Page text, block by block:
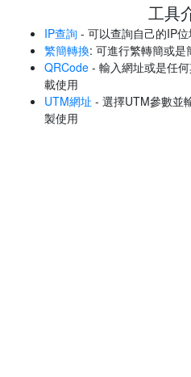
工具
IP查詢 - 可以查詢自己的IP
繁簡轉換: 可進行繁轉簡或是
QRCode - 輸入網址或是任
載使用
UTM網址 - 選擇UTM參數並
製使用